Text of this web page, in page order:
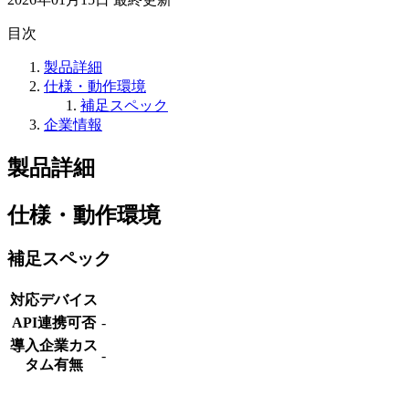
目次
製品詳細
仕様・動作環境
補足スペック
企業情報
製品詳細
仕様・動作環境
補足スペック
対応デバイス
API連携可否 -
導入企業カス
タム有無
-